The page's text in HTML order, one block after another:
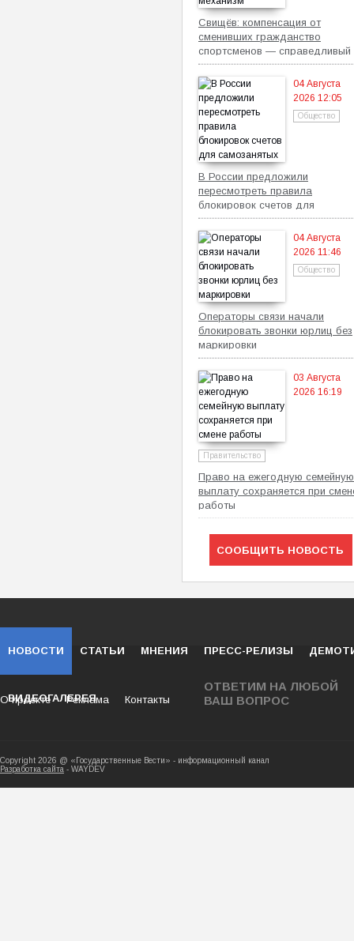
Свищёв: компенсация от
сменивших гражданство
спортсменов — справедливый
механизм
04 Августа
2026 12:05
Общество
В России предложили
пересмотреть правила
блокировок счетов для
самозанятых
04 Августа
2026 11:46
Общество
Операторы связи начали
блокировать звонки юрлиц без
маркировки
03 Августа
2026 16:19
Правительство
Право на ежегодную семейную
выплату сохраняется при
работы
СООБЩИТЬ НОВОСТЬ
НОВОСТИ СТАТЬИ МНЕНИЯ ПРЕСС-РЕЛИЗЫ
ВИДЕОГАЛЕРЕЯ
ОТВЕТИМ НА ЛЮБОЙ
ВАШ ВОПРОС
О проекте Реклама Контакты
Copyright 2026 @ «Государственные Вести» -
Разработка сайта - WAYDEV